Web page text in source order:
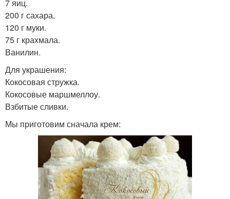
7 яиц.
200 г сахара.
120 г муки.
75 г крахмала.
Ванилин.
Для украшения:
Кокосовая стружка.
Кокосовые маршмеллоу.
Взбитые сливки.
Мы приготовим сначала крем: